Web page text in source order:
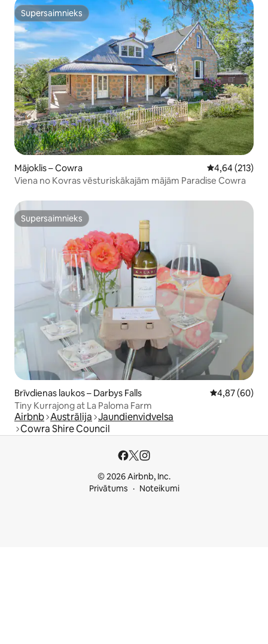
Supersaimnieks
Supersaimnieks
Mājoklis – Cowra Vidējais
4,64 (213)
Viena no Kovras vēsturiskākajām mājām Paradise Cowra
Supersaimnieks
Supersaimnieks
Brīvdienas laukos – Darbys Falls Vidējais
4,87 (60)
Tiny Kurrajong at La Paloma Farm
Airbnb Austrālija Jaundienvidvelsa
Cowra Shire Council
© 2026 Airbnb, Inc.
Privātums
Noteikumi